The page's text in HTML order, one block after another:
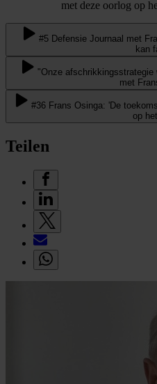
met deze oorlog op
#5 Defensie Journaal met
kan
"Onze afschrikkingsstrategie
met
#36 Frans Osinga: 'De
op
Teilen